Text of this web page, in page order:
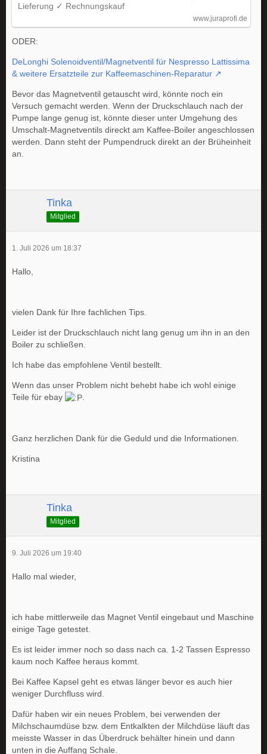
Lieferung ✓ Rechnungskauf
www.juraprofi.de
ODER:
DeLonghi Solenoidventil/Magnetventil für Nespresso Lattissima
& weitere Ersatzteile zur Kaffeemaschinen-Reparatur
Bevor das Magnetventil getauscht wird, könnte noch ein
Versuch gemacht werden. Wenn der Druckschlauch nach der
Pumpe lange genug ist, könnte dieser unter Umgehung des
Umschalt-Magnetventils direckt am Kaffee-Boiler angeschlossen
werden. Dann steht der Pumpendruck direkt an der Brüheinheit
an.
Tinka
Mitglied
1. Juli 2026 um 18:37
Hallo,
vielen Dank für Ihre fachlichen Tips.
Leider ist der Druckschlauch nicht lang genug um ihn in an den
Boiler zu schließen.
Ich habe das empfohlene Ventil bestellt.
Wenn das unser Problem nicht behebt habe ich wohl einige
Teile für ebay
Ganz herzlichen Dank für die Geduld und die Informationen.
Kristina
Tinka
Mitglied
9. Juli 2026 um 19:40
Hallo mal wieder,
ich habe mittlerweile das Magnet Ventil eingebaut und Maschine
einige Tage getestet.
Es ist leider immer noch so dass nach ca. 1-2 Tassen Espresso
kaum noch Kaffee heraus kommt.
Bei Kaffee Kapsel geht es etwas länger bevor es auch hier
weniger Durchfluss wird.
Dafür haben wir ein neues Problem, bei verwenden der
Milchschaumdüse bzw. dem Entkalkten der Milchdüse läuft das
meisste Wasser in das Überdruck behälter hinein und dann
unten in die Auffang Schale.